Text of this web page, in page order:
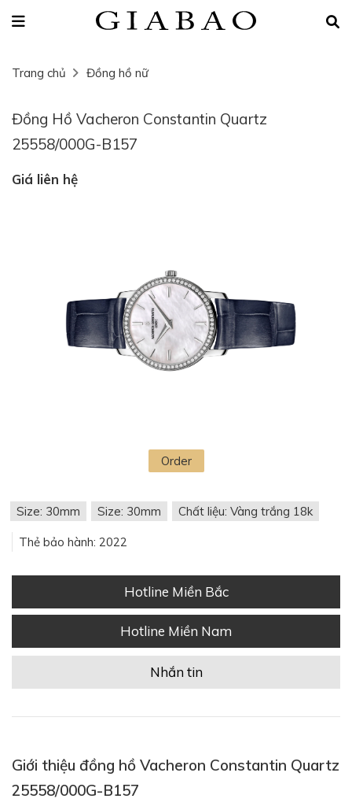
Trang chủ Đồng hồ nữ
Đồng Hồ Vacheron Constantin Quartz
25558/000G-B157
Giá liên hệ
Order
Size: 30mm Size: 30mm Chất liệu: Vàng trắng 18k
Thẻ bảo hành: 2022
Hotline Miền Bắc
Hotline Miền Nam
Nhắn tin
Giới thiệu đồng hồ Vacheron Constantin Quartz
25558/000G-B157